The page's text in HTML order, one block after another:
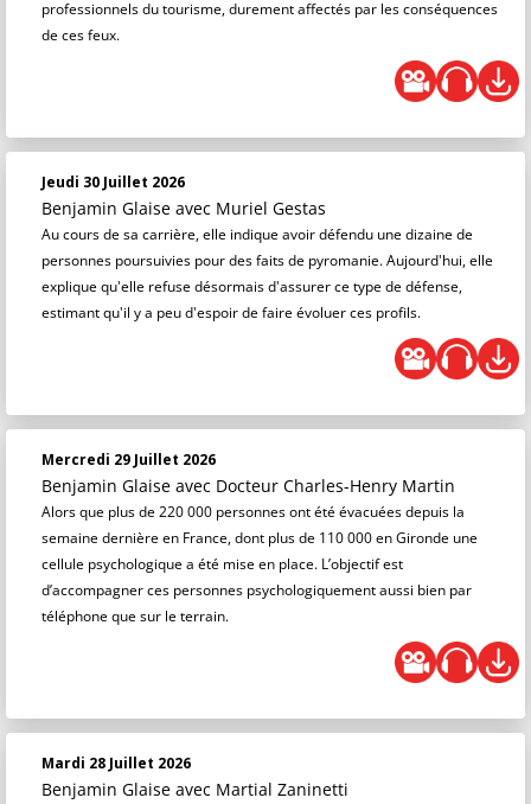
professionnels du tourisme, durement affectés par les conséquences
de ces feux.
Jeudi 30 Juillet 2026
Benjamin Glaise avec Muriel Gestas
Au cours de sa carrière, elle indique avoir défendu une dizaine de
personnes poursuivies pour des faits de pyromanie. Aujourd'hui, elle
explique qu'elle refuse désormais d'assurer ce type de défense,
estimant qu'il y a peu d'espoir de faire évoluer ces profils.
Mercredi 29 Juillet 2026
Benjamin Glaise avec Docteur Charles-Henry Martin
Alors que plus de 220 000 personnes ont été évacuées depuis la
semaine dernière en France, dont plus de 110 000 en Gironde une
cellule psychologique a été mise en place. L’objectif est
d’accompagner ces personnes psychologiquement aussi bien par
téléphone que sur le terrain.
Mardi 28 Juillet 2026
Benjamin Glaise avec Martial Zaninetti